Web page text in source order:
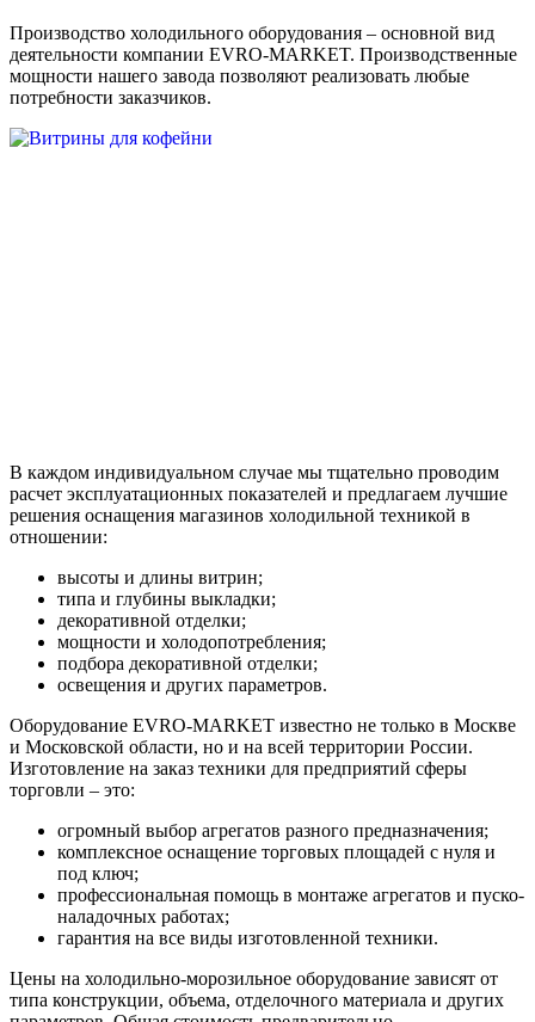
Производство холодильного оборудования – основной вид
деятельности компании EVRO-MARKET. Производственные
мощности нашего завода позволяют реализовать любые
потребности заказчиков.
В каждом индивидуальном случае мы тщательно проводим
расчет эксплуатационных показателей и предлагаем лучшие
решения оснащения магазинов холодильной техникой в
отношении:
высоты и длины витрин;
типа и глубины выкладки;
декоративной отделки;
мощности и холодопотребления;
подбора декоративной отделки;
освещения и других параметров.
Оборудование EVRO-MARKET известно не только в Москве
и Московской области, но и на всей территории России.
Изготовление на заказ техники для предприятий сферы
торговли – это:
огромный выбор агрегатов разного предназначения;
комплексное оснащение торговых площадей с нуля и
под ключ;
профессиональная помощь в монтаже агрегатов и пуско-
наладочных работах;
гарантия на все виды изготовленной техники.
Цены на холодильно-морозильное оборудование зависят от
типа конструкции, объема, отделочного материала и других